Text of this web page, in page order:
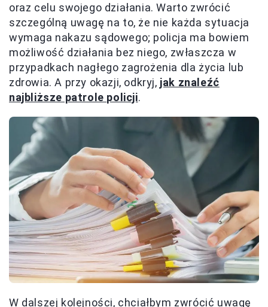
oraz celu swojego działania. Warto zwrócić
szczególną uwagę na to, że nie każda sytuacja
wymaga nakazu sądowego; policja ma bowiem
możliwość działania bez niego, zwłaszcza w
przypadkach nagłego zagrożenia dla życia lub
zdrowia. A przy okazji, odkryj, jak znaleźć
najbliższe patrole policji.
W dalszej kolejności, chciałbym zwrócić uwagę